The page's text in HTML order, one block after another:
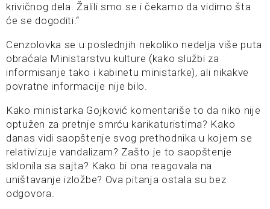
krivičnog dela. Žalili smo se i čekamo da vidimo šta
će se dogoditi.“
Cenzolovka se u poslednjih nekoliko nedelja više puta
obraćala Ministarstvu kulture (kako službi za
informisanje tako i kabinetu ministarke), ali nikakve
povratne informacije nije bilo.
Kako ministarka Gojković komentariše to da niko nije
optužen za pretnje smrću karikaturistima? Kako
danas vidi saopštenje svog prethodnika u kojem se
relativizuje vandalizam? Zašto je to saopštenje
sklonila sa sajta? Kako bi ona reagovala na
uništavanje izložbe? Ova pitanja ostala su bez
odgovora.